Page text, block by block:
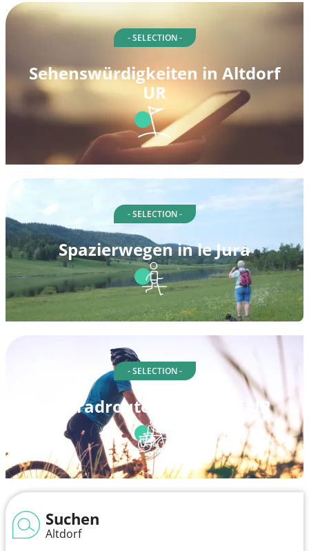
- SELECTION -
Sehenswürdigkeiten in Altdorf
UR
- SELECTION -
Spazierwegen in le Jura
- SELECTION -
Fahrradrouten in Altdorf UR
Suchen
Altdorf